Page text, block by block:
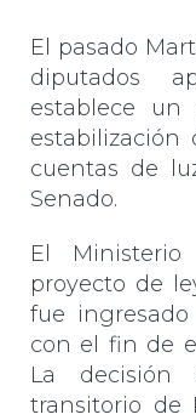
El pasado
diputados
establece un
estabilización
cuentas de
Senado.
El
proyecto de
fue
con el fin de
La decisión
transitorio de